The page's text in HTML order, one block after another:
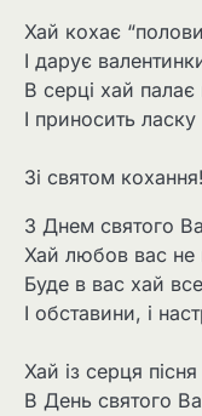
Хай кохає
І дарує
В серці хай палає
І приносить ласку
Зі святом кохання!
З Днем святого
Хай любов вас не
Буде в вас хай
І обставини, і
Хай із серця
В День святого